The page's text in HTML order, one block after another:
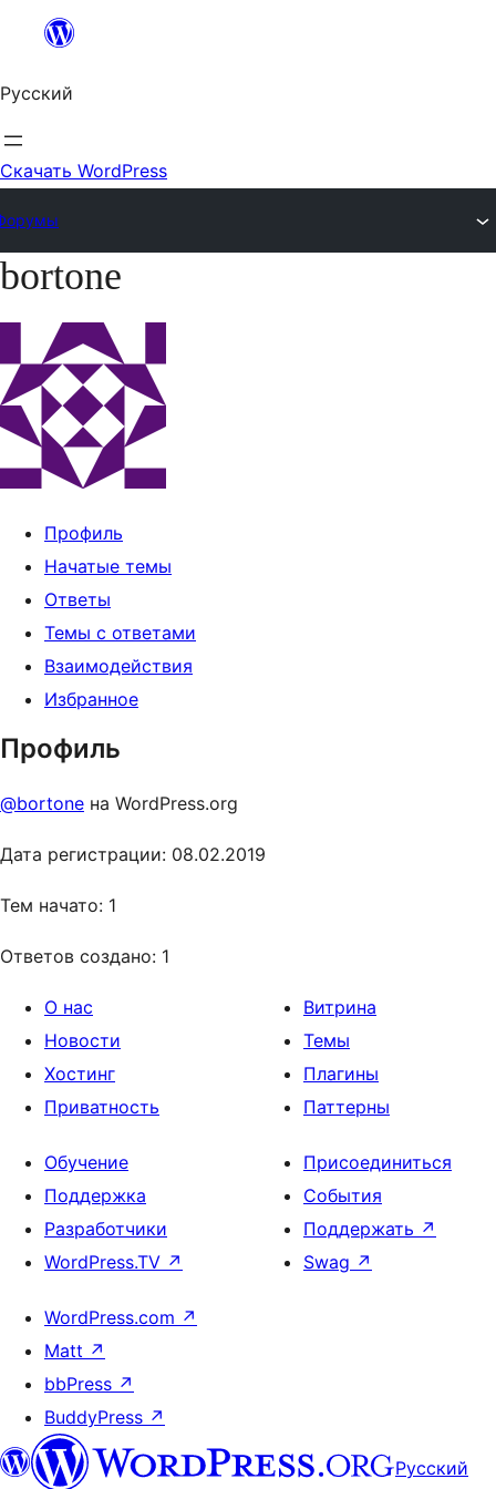
Перейти
содержимому
Русский
Скачать WordPress
Перейти
содержимому
bortone
Профиль
Начатые темы
Ответы
Темы с ответами
Взаимодействия
Избранное
Профиль
@bortone на WordPress.org
Дата регистрации: 08.02.2019
Тем начато: 1
Ответов создано: 1
О нас
Новости
Хостинг
Приватность
Витрина
Темы
Плагины
Паттерны
Обучение
Поддержка
Разработчики
WordPress.TV ↗
Присоединиться
События
Поддержать ↗
Swag ↗
WordPress.com ↗
Matt ↗
bbPress ↗
BuddyPress ↗
Русский